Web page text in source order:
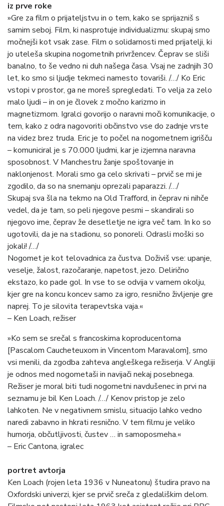
iz prve roke
»Gre za film o prijateljstvu in o tem, kako se sprijazniš s
samim seboj. Film, ki nasprotuje individualizmu: skupaj smo
močnejši kot vsak zase. Film o solidarnosti med prijatelji, ki
jo uteleša skupina nogometnih privržencev. Čeprav se sliši
banalno, to še vedno ni duh našega časa. Vsaj ne zadnjih 30
let, ko smo si ljudje tekmeci namesto tovariši. /…/ Ko Eric
vstopi v prostor, ga ne moreš spregledati. To velja za zelo
malo ljudi – in on je človek z močno karizmo in
magnetizmom. Igralci govorijo o naravni moči komunikacije, o
tem, kako z odra nagovoriti občinstvo vse do zadnje vrste
na videz brez truda. Eric je to počel na nogometnem igrišču
– komuniciral je s 70.000 ljudmi, kar je izjemna naravna
sposobnost. V Manchestru žanje spoštovanje in
naklonjenost. Morali smo ga celo skrivati – prvič se mi je
zgodilo, da so na snemanju oprezali paparazzi. /…/
Skupaj sva šla na tekmo na Old Trafford, in čeprav ni nihče
vedel, da je tam, so peli njegove pesmi – skandirali so
njegovo ime, čeprav že desetletje ne igra več tam. In ko so
ugotovili, da je na stadionu, so ponoreli. Odrasli moški so
jokali! /…/
Nogomet je kot telovadnica za čustva. Doživiš vse: upanje,
veselje, žalost, razočaranje, napetost, jezo. Delirično
ekstazo, ko pade gol. In vse to se odvija v varnem okolju,
kjer gre na koncu koncev samo za igro, resnično življenje gre
naprej. To je silovita terapevtska vaja.«
– Ken Loach, režiser
»Ko sem se srečal s francoskima koproducentoma
[Pascalom Caucheteuxom in Vincentom Maravalom], smo
vsi menili, da zgodba zahteva angleškega režiserja. V Angliji
je odnos med nogometaši in navijači nekaj posebnega.
Režiser je moral biti tudi nogometni navdušenec in prvi na
seznamu je bil Ken Loach. /…/ Kenov pristop je zelo
lahkoten. Ne v negativnem smislu, situacijo lahko vedno
naredi zabavno in hkrati resnično. V tem filmu je veliko
humorja, občutljivosti, čustev … in samoposmeha.«
– Eric Cantona, igralec
portret avtorja
Ken Loach (rojen leta 1936 v Nuneatonu) študira pravo na
Oxfordski univerzi, kjer se prvič sreča z gledališkim delom.